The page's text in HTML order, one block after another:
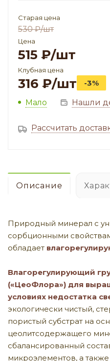
Старая цена
530₽/шт
Цена
515 ₽/шт
Клубная цена
316 ₽/шт -3%
Мало Нашли
Рассчитать
Описание
Природный минерал с
сорбционными
обладает
Влагорегулирующий
(«ЦеоФлора») для
условиях недостатка
экологически чистый,
пористый субстрат на
цеолитсодержащего
сбалансированный
микроэлементов, а